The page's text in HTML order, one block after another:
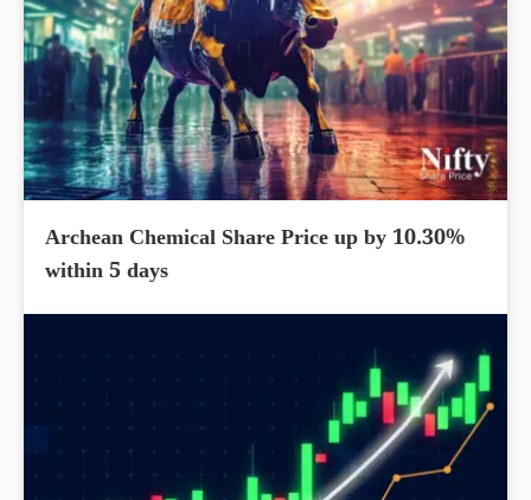
Archean Chemical Share Price up by 10.30%
within 5 days